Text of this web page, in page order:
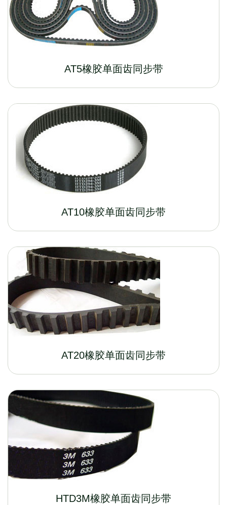
AT5橡胶单面齿同步带
AT10橡胶单面齿同步带
AT20橡胶单面齿同步带
HTD3M橡胶单面齿同步带